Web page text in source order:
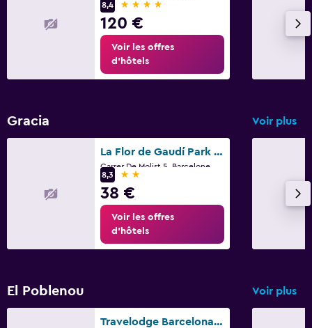
8,4
4 étoiles
120 €
Voir les offres
d’hôtels
Gracia Voir plus
La Flor de Gaudí Park Güell
Carrer De Molist 5, Barcelone
8,3
2 étoiles
38 €
Voir les offres
d’hôtels
El Poblenou Voir plus
Travelodge Barcelona Poblenou